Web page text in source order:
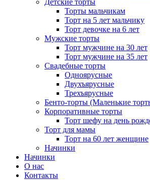
Детские торты
Торты мальчикам
Торт на 5 лет мальчику
Торт девочке на 6 лет
Мужские торты
Торт мужчине на 30 лет
Торт мужчине на 35 лет
Свадебные торты
Одноярусные
Двухъярусные
Трехъярусные
Бенто-торты (Маленькие
Корпоративные торты
Торт шефу на день
Торт для мамы
Торт на 60 лет женщине
Начинки
Начинки
О нас
Контакты